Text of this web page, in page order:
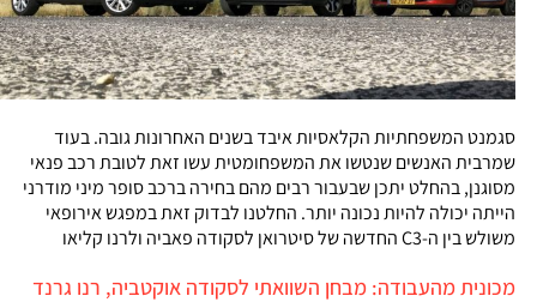
סגמנט המשפחתיות הקלאסיות איבד בשנים האחרונות גובה. בעוד
שמרבית האנשים שנטשו את המשפחומטית עשו זאת לטובת רכב פנאי
מסוגנן, בהחלט יתכן שבעבור רבים מהם בחירה ברכב סופר מיני מודרני
הייתה יכולה להיות נכונה יותר. החלטנו לבדוק זאת במפגש אירופאי
משולש בין ה-C3 החדשה של סיטרואן לסקודה פאביה ולרנו קליאו
מכונית מהעבודה: מבחן השוואתי לסקודה אוקטביה, רנו גרנד